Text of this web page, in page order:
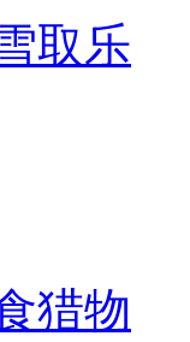
取乐
猎物